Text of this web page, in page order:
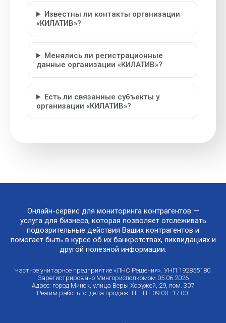
Известны ли контакты организации
«КИЛАТИВ»?
Менялись ли регистрационные
данные организации «КИЛАТИВ»?
Есть ли связанные субъекты у
организации «КИЛАТИВ»?
Онлайн-сервис для мониторинга контрагентов —
услуга для бизнеса, которая позволяет отслеживать
подозрительные действия Ваших контрагентов и
помогает быть в курсе об их банкротствах, ликвидациях и
другой полезной информации.
Частное унитарное предприятие «ЛНС Решения». УНП 192855180.
Зарегистрировано Мингорисполкомом 05.06.2026
Адрес: город Минск, улица Веры Хоружей, 29, пом. 307
Режим работы отдела продаж: ПН-ПТ 09:00–17:00.